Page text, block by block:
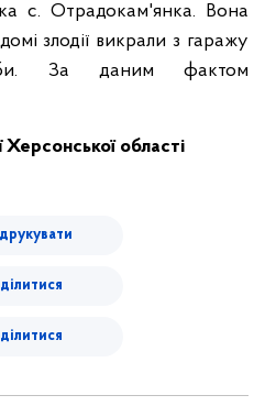
с. Отрадокам'янка. Вона
злодії викрали з гаражу
За даним фактом
Херсонської області